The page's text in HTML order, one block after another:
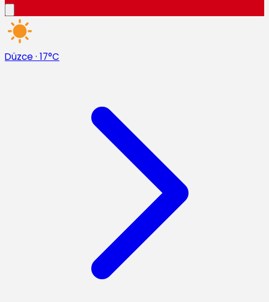
Düzce · 17°C